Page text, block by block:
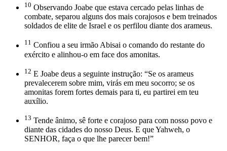
10 Observando Joabe que estava cercado pelas linhas de
combate, separou alguns dos mais corajosos e bem treinados
soldados de elite de Israel e os perfilou diante dos arameus.
11 Confiou a seu irmão Abisai o comando do restante do
exército e alinhou-o em face dos amonitas.
12 E Joabe deus a seguinte instrução: “Se os arameus
prevalecerem sobre mim, virás em meu socorro; se os
amonitas forem fortes demais para ti, eu partirei em teu
auxílio.
13 Tende ânimo, sê forte e corajoso para com nosso povo e
diante das cidades do nosso Deus. E que Yahweh, o
SENHOR, faça o que lhe parecer bem!”